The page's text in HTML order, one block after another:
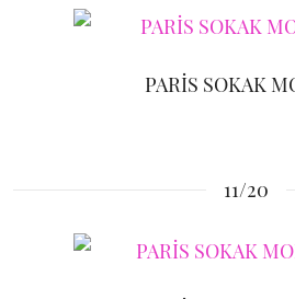
PARİS SOKAK
11/20